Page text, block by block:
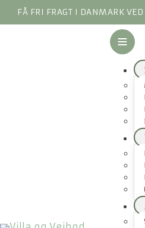
FÅ FRI FRAGT I DANMARK